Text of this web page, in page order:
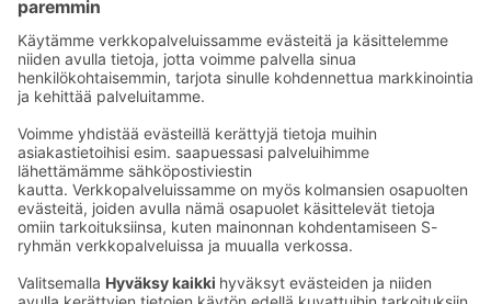
Kaup­pa­kes­kus
Ma-pe
9–20
La
9–19
Su
11–18
Katso poik­keus­au­kio­lottäältä